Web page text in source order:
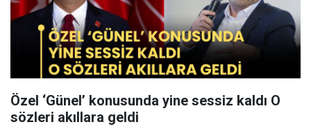
Özel ‘Günel’ konusunda yine sessiz kaldı O
sözleri akıllara geldi